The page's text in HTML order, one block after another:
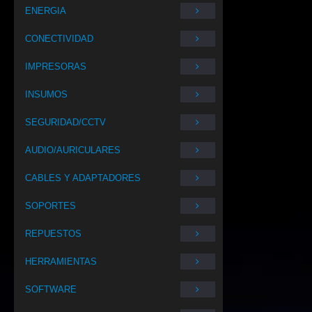
ENERGIA
CONECTIVIDAD
IMPRESORAS
INSUMOS
SEGURIDAD/CCTV
AUDIO/AURICULARES
CABLES Y ADAPTADORES
SOPORTES
REPUESTOS
HERRAMIENTAS
SOFTWARE